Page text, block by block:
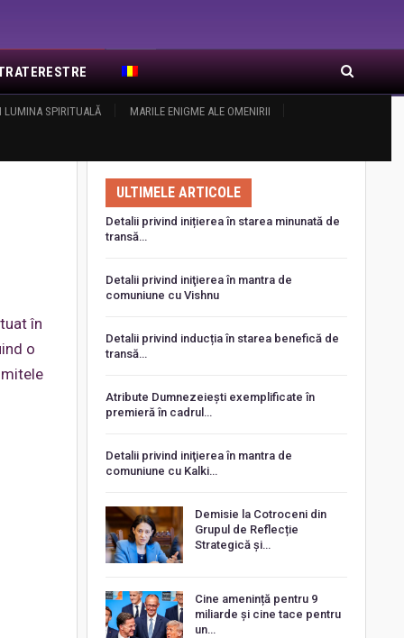
DE RĂSĂRIT ARTICOLE RECENTE
LUMINA SPIRITUALĂ MARILE ENIGME ALE OMENIRII
în
o
ULTIMELE ARTICOLE
Detalii privind inițierea în starea minunată de
transă…
Detalii privind iniţierea în mantra de
comuniune cu Vishnu
Detalii privind inducția în starea benefică de
transă…
Atribute Dumnezeiești exemplificate în
premieră în cadrul…
Detalii privind iniţierea în mantra de
comuniune cu Kalki…
Demisie la Cotroceni din
Grupul de Reflecție
Strategică și…
Cine amenință pentru 9
miliarde și cine tace pentru
un…